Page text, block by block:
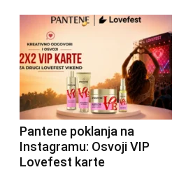
Pantene poklanja na
Instagramu: Osvoji VIP
Lovefest karte